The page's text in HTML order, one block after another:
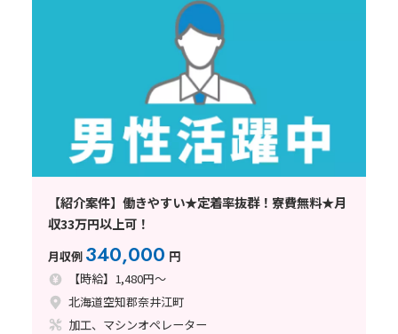
【紹介案件】働きやすい★定着率抜群！寮費無料★月
収33万円以上可！
月収例 340,000 円
【時給】1,480円～
北海道空知郡奈井江町
加工、マシンオペレーター